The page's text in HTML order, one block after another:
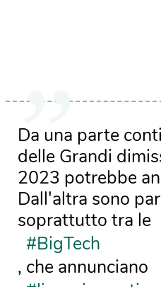
Da una parte
delle Grandi
2023 potrebbe
Dall'altra sono
soprattutto tra le
#BigTech
, che annunciano